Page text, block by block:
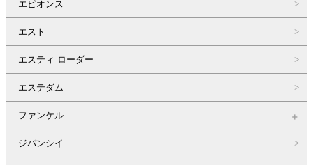
エピオンス
エスト
エスティ ローダー
エステダム
ファンケル
ジバンシイ